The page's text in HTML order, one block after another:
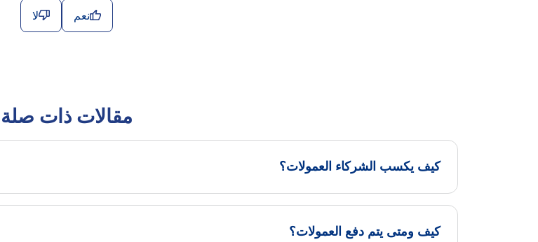
نعم لا
مقالات ذات صلة
كيف يكسب الشركاء العمولات؟
كيف ومتى يتم دفع العمولات؟